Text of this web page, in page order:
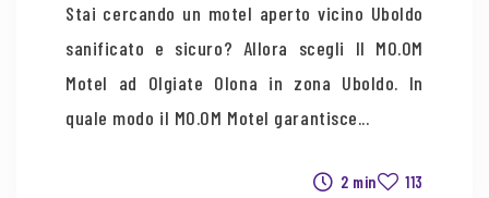
Stai cercando un motel aperto vicino Uboldo
sanificato e sicuro? Allora scegli Il MO.OM
Motel ad Olgiate Olona in zona Uboldo. In
quale modo il MO.OM Motel garantisce...
113
2 min